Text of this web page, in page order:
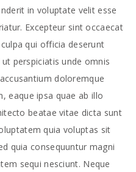
in voluptate velit esse
Excepteur sint occaecat
qui officia deserunt
perspiciatis unde omnis
doloremque
eaque ipsa quae ab illo
beatae vitae dicta sunt
quia voluptas sit
quia consequuntur magni
sequi nesciunt. Neque